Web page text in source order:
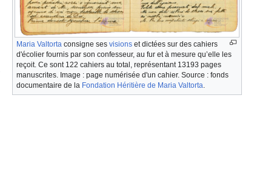
Maria Valtorta consigne ses visions et dictées sur des cahiers
d'écolier fournis par son confesseur, au fur et à mesure qu’elle les
reçoit. Ce sont 122 cahiers au total, représentant 13193 pages
manuscrites. Image : page numérisée d'un cahier. Source : fonds
documentaire de la Fondation Héritière de Maria Valtorta.